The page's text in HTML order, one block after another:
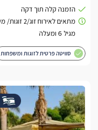
סוויטה פרטית לזוגות ומשפחות